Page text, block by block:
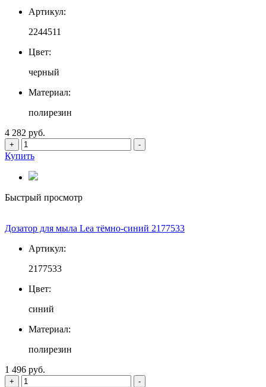
Артикул:
2244511
Цвет:
черный
Материал:
полирезин
4 282 руб.
+ -
Купить
Быстрый просмотр
Дозатор для мыла Lea тёмно-синий 2177533
Артикул:
2177533
Цвет:
синий
Материал:
полирезин
1 496 руб.
+ -